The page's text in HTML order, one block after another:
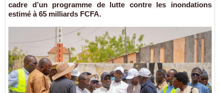
cadre d’un programme de lutte contre les inondations
estimé à 65 milliards FCFA.